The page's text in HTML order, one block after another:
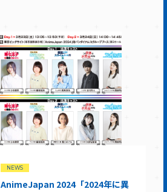
NEWS
AnimeJapan 2024「2024年に異